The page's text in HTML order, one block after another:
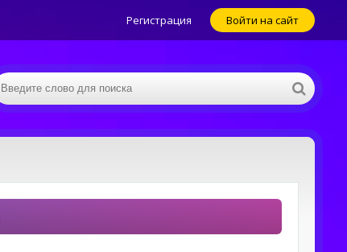
Регистрация Войти на сайт